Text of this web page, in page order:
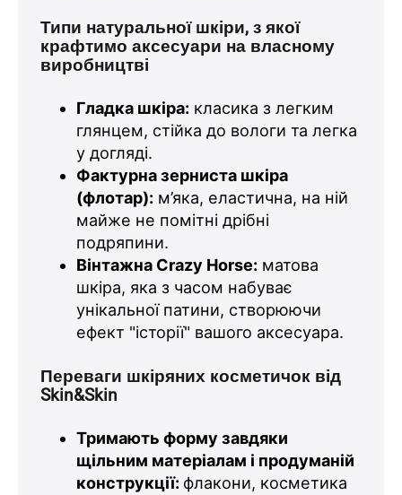
Типи натуральної шкіри, з якої
крафтимо аксесуари на власному
виробництві
Гладка шкіра: класика з легким
глянцем, стійка до вологи та легка
у догляді.
Фактурна зерниста шкіра
(флотар): м’яка, еластична, на ній
майже не помітні дрібні
подряпини.
Вінтажна Crazy Horse: матова
шкіра, яка з часом набуває
унікальної патини, створюючи
ефект "історії" вашого аксесуара.
Переваги шкіряних косметичок від
Skin&Skin
Тримають форму завдяки
щільним матеріалам і продуманій
конструкції: флакони, косметика